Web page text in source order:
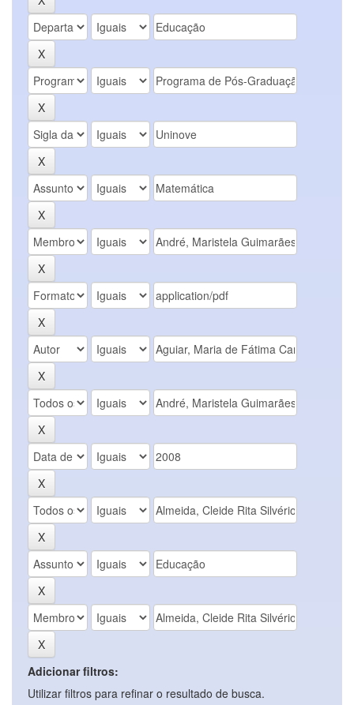
Adicionar filtros:
Utilizar filtros para refinar o resultado de busca.